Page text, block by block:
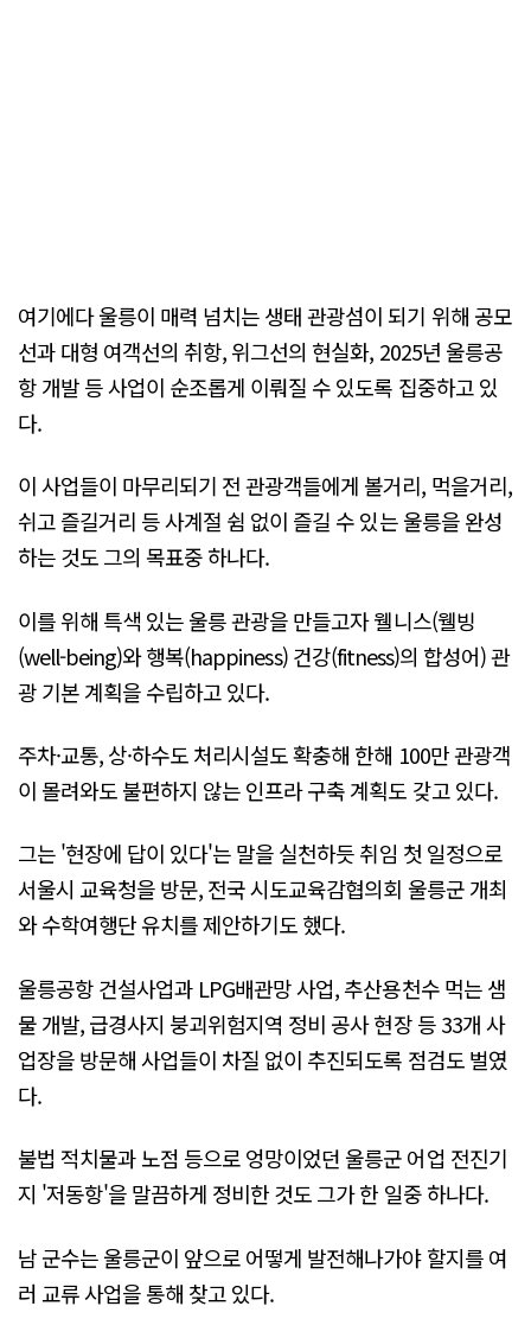
여기에다 울릉이 매력 넘치는 생태 관광섬이 되기 위해 공모
선과 대형 여객선의 취항, 위그선의 현실화, 2025년 울릉공
항 개발 등 사업이 순조롭게 이뤄질 수 있도록 집중하고 있
다.
이 사업들이 마무리되기 전 관광객들에게 볼거리, 먹을거리,
쉬고 즐길거리 등 사계절 쉼 없이 즐길 수 있는 울릉을 완성
하는 것도 그의 목표중 하나다.
이를 위해 특색 있는 울릉 관광을 만들고자 웰니스(웰빙
(well-being)와 행복(happiness) 건강(fitness)의 합성어) 관
광 기본 계획을 수립하고 있다.
주차·교통, 상·하수도 처리시설도 확충해 한해 100만 관광객
이 몰려와도 불편하지 않는 인프라 구축 계획도 갖고 있다.
그는 '현장에 답이 있다'는 말을 실천하듯 취임 첫 일정으로
서울시 교육청을 방문, 전국 시도교육감협의회 울릉군 개최
와 수학여행단 유치를 제안하기도 했다.
울릉공항 건설사업과 LPG배관망 사업, 추산용천수 먹는 샘
물 개발, 급경사지 붕괴위험지역 정비 공사 현장 등 33개 사
업장을 방문해 사업들이 차질 없이 추진되도록 점검도 벌였
다.
불법 적치물과 노점 등으로 엉망이었던 울릉군 어업 전진기
지 '저동항'을 말끔하게 정비한 것도 그가 한 일중 하나다.
남 군수는 울릉군이 앞으로 어떻게 발전해나가야 할지를 여
러 교류 사업을 통해 찾고 있다.